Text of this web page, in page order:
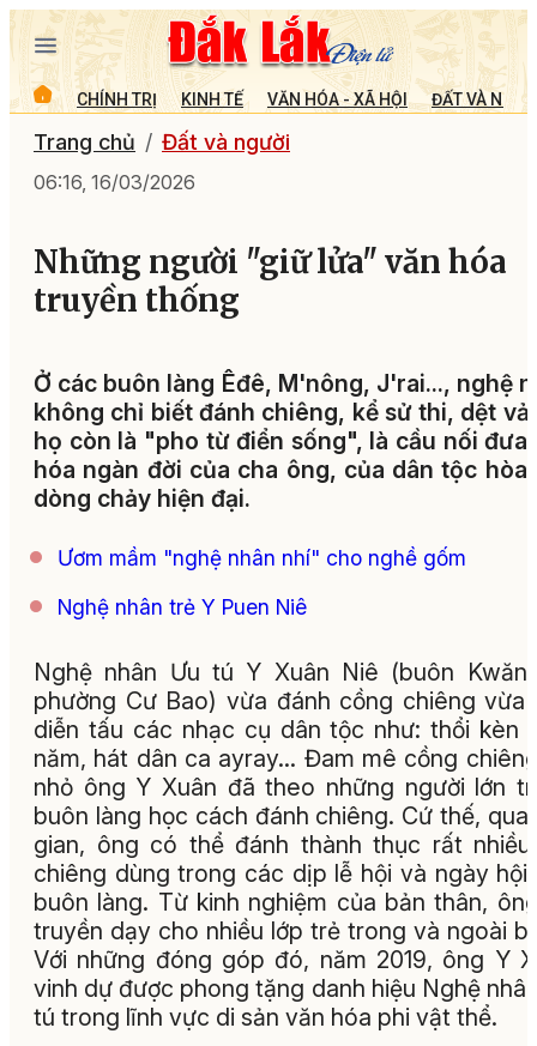
CHÍNH TRỊ KINH TẾ VĂN HÓA - XÃ HỘI ĐẤT VÀ
Trang chủ Đất và người
06:16, 16/03/2026
Những người "giữ lửa" văn hóa
truyền thống
Ở các buôn làng Êđê, M'nông, J'rai..., nghệ
không chỉ biết đánh chiêng, kể sử thi, dệt
họ còn là "pho từ điển sống", là cầu nối đưa
hóa ngàn đời của cha ông, của dân tộc hòa
dòng chảy hiện đại.
Ươm mầm "nghệ nhân nhí" cho nghề gốm
Nghệ nhân trẻ Y Puen Niê
Nghệ nhân Ưu tú Y Xuân Niê (buôn
phường Cư Bao) vừa đánh cồng chiêng vừa
diễn tấu các nhạc cụ dân tộc như: thổi kèn
năm, hát dân ca ayray... Đam mê cồng
nhỏ ông Y Xuân đã theo những người lớn
buôn làng học cách đánh chiêng. Cứ thế, qua
gian, ông có thể đánh thành thục rất
chiêng dùng trong các dịp lễ hội và ngày hội
buôn làng. Từ kinh nghiệm của bản thân,
truyền dạy cho nhiều lớp trẻ trong và ngoài
Với những đóng góp đó, năm 2019, ông Y
vinh dự được phong tặng danh hiệu Nghệ
tú trong lĩnh vực di sản văn hóa phi vật thể.